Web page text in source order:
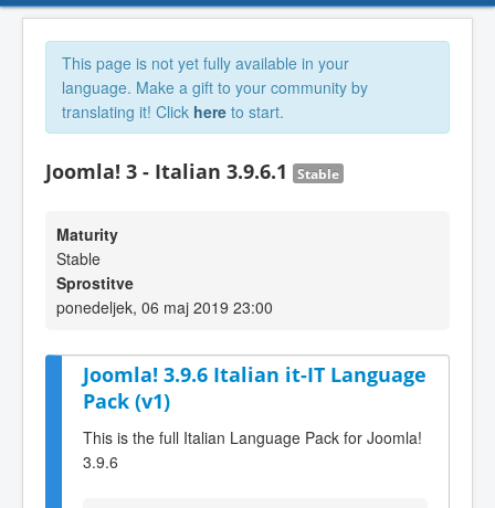
This page is not yet fully available in your
language. Make a gift to your community by
translating it! Click here to start.
Joomla! 3 - Italian 3.9.6.1 Stable
Maturity
Stable
Sprostitve
ponedeljek, 06 maj 2019 23:00
Joomla! 3.9.6 Italian it-IT Language
Pack (v1)
This is the full Italian Language Pack for Joomla!
3.9.6